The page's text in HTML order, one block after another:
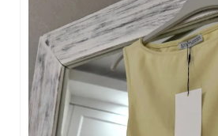
T-shirt
Gömlek
Bluz
Crop & Atlet